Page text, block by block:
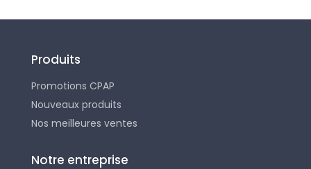
Produits
Promotions CPAP
Nouveaux produits
Nos meilleures ventes
Notre entreprise